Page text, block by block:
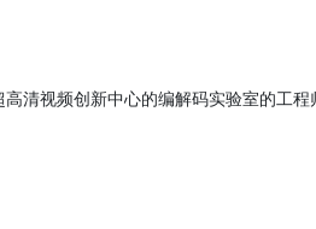
清视频创新中心的编解码实验室的工